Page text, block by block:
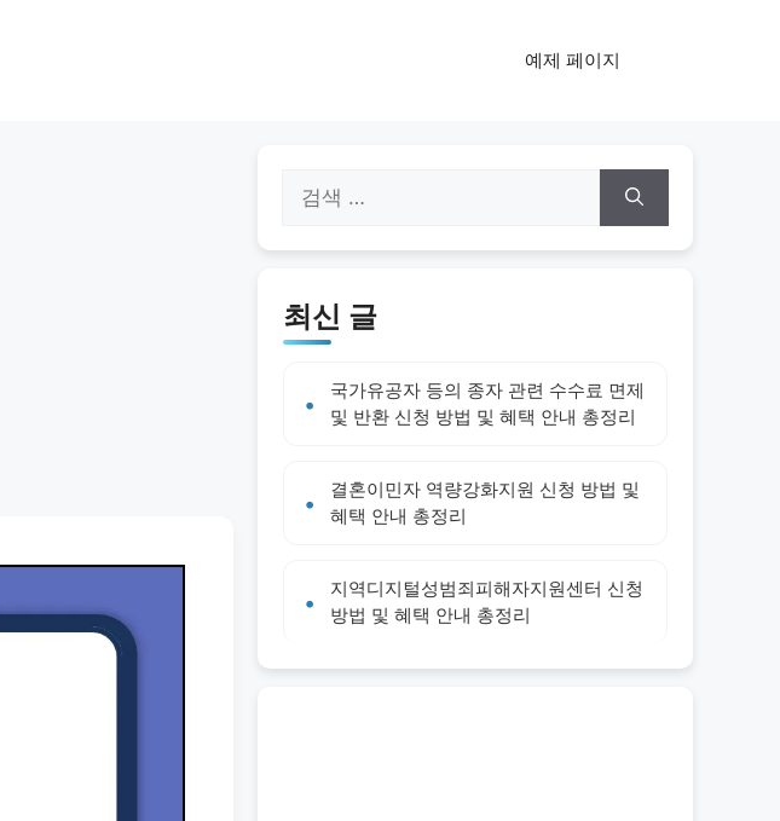
예제 페이지
색:
최신 글
국가유공자 등의 종자 관련 수수료 면제
및 반환 신청 방법 및 혜택 안내 총정리
결혼이민자 역량강화지원 신청 방법 및
혜택 안내 총정리
지역디지털성범죄피해자지원센터 신청
방법 및 혜택 안내 총정리